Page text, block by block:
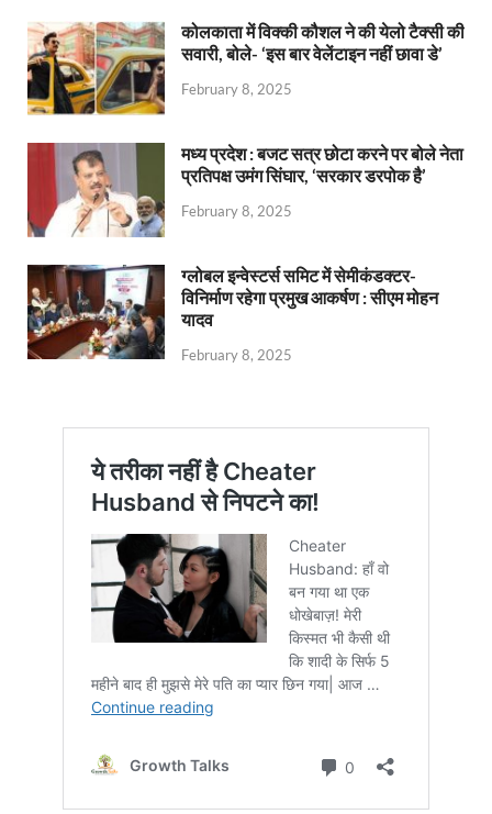
कोलकाता में विक्की कौशल ने की येलो टैक्सी की
सवारी, बोले- ‘इस बार वेलेंटाइन नहीं छावा डे’
February 8, 2025
मध्य प्रदेश : बजट सत्र छोटा करने पर बोले नेता
प्रतिपक्ष उमंग सिंघार, ‘सरकार डरपोक है’
February 8, 2025
ग्लोबल इन्वेस्टर्स समिट में सेमीकंडक्टर-
विनिर्माण रहेगा प्रमुख आकर्षण : सीएम मोहन
यादव
February 8, 2025